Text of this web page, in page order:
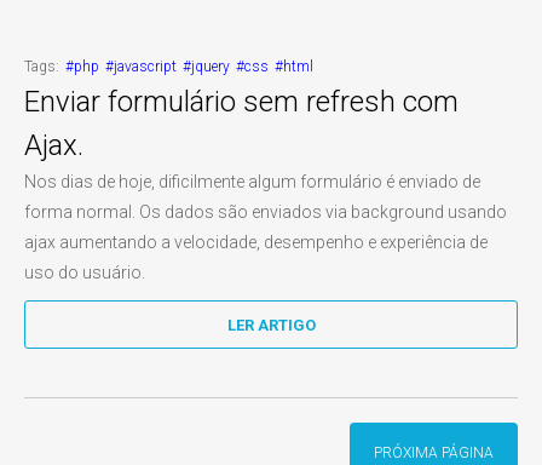
Tags: #php #javascript #jquery #css #html
Enviar formulário sem refresh com
Ajax.
Nos dias de hoje, dificilmente algum formulário é enviado de
forma normal. Os dados são enviados via background usando
ajax aumentando a velocidade, desempenho e experiência de
uso do usuário.
LER ARTIGO
PRÓXIMA PÁGINA